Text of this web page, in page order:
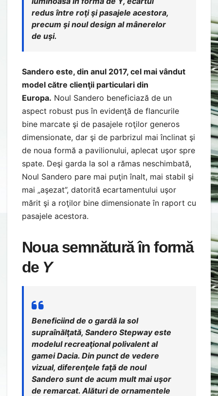
redus între roţi şi pasajele acestora,
precum şi noul design al mânerelor
de uşi.
Sandero este, din anul 2017, cel mai vândut
model către clienţii particulari din
Europa. Noul Sandero beneficiază de un
aspect robust pus în evidenţă de flancurile
bine marcate şi de pasajele roţilor generos
dimensionate, dar şi de parbrizul mai înclinat şi
de noua formă a pavilionului, aplecat uşor spre
spate. Deşi garda la sol a rămas neschimbată,
Noul Sandero pare mai puţin înalt, mai stabil şi
mai „aşezat”, datorită ecartamentului uşor
mărit şi a roţilor bine dimensionate în raport cu
pasajele acestora.
Noua semnătură în formă
de Y
Beneficiind de o gardă la sol
supraînălţată, Sandero Stepway este
modelul recreaţional polivalent al
gamei Dacia. Din punct de vedere
vizual, diferenţele faţă de noul
Sandero sunt de acum mult mai uşor
de remarcat. Alături de ornamentele